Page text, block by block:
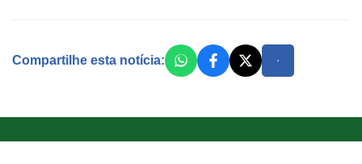
Compartilhe esta notícia: